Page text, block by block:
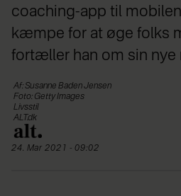
coaching-app til
kæmpe for at øge folks
fortæller han om sin nye
Af: Susanne Baden Jensen
Foto: Getty Images
Livsstil
ALT.dk
24. Mar 2021 - 09:02